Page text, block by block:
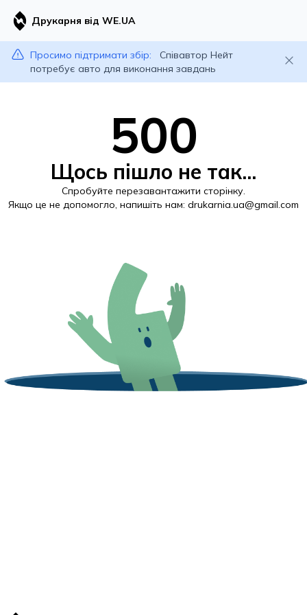
Друкарня від WE.UA
Просимо підтримати збір:
Співавтор Нейт
потребує авто для виконання завдань
500
Щось пішло не так...
Спробуйте перезавантажити сторінку.
Якщо це не допомогло, напишіть нам: drukarnia.ua@gmail.com